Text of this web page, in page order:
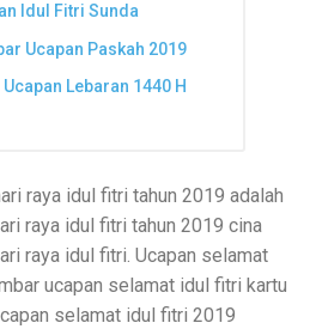
Idul Fitri Sunda
Ucapan Paskah 2019
Lebaran 1440 H
raya idul fitri tahun 2019 adalah
raya idul fitri tahun 2019 cina
raya idul fitri. Ucapan selamat
ucapan selamat idul fitri kartu
selamat idul fitri 2019